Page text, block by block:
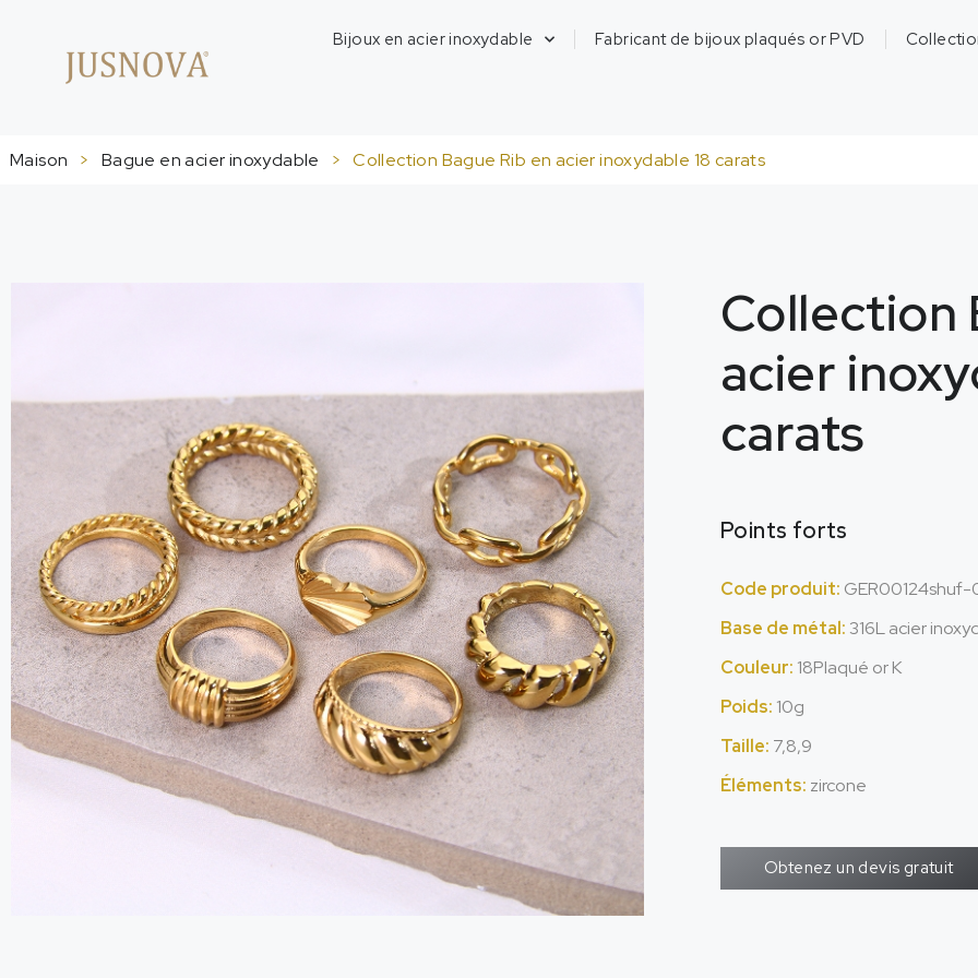
Bijoux en acier inoxydable Fabricant de bijoux plaqués or PVD
Maison > Bague en acier inoxydable > Collection Bague Rib en acier inoxydable 18 carats
Collection
acier
carats
Points forts
Code produit:
Base de métal: 316L acier
Couleur: 18Plaqué or K
Poids: 10g
Taille: 7,8,9
Éléments: zircone
Obtenez un devis gratuit